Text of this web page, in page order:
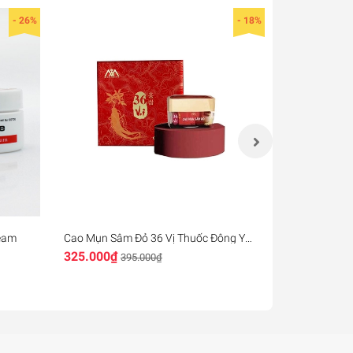
NHẬT BẢN
- 26% - 18%
Cao Mụn Sâm Đỏ 36 Vị Thuốc Đông Y
Chính Hãng
325.000₫ 395.000₫